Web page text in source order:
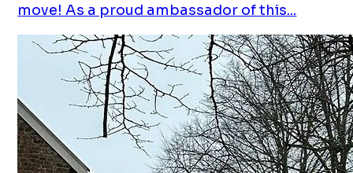
move! As a proud ambassador of this...